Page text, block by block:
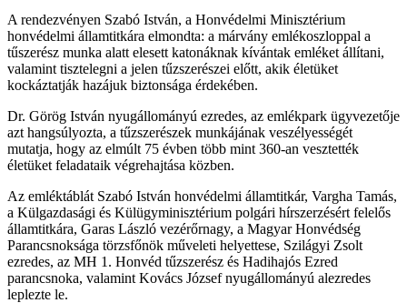
A rendezvényen Szabó István, a Honvédelmi Minisztérium
honvédelmi államtitkára elmondta: a márvány emlékoszloppal a
tűszerész munka alatt elesett katonáknak kívántak emléket állítani,
valamint tisztelegni a jelen tűzszerészei előtt, akik életüket
kockáztatják hazájuk biztonsága érdekében.
Dr. Görög István nyugállományú ezredes, az emlékpark ügyvezetője
azt hangsúlyozta, a tűzszerészek munkájának veszélyességét
mutatja, hogy az elmúlt 75 évben több mint 360-an vesztették
életüket feladataik végrehajtása közben.
Az emléktáblát Szabó István honvédelmi államtitkár, Vargha Tamás,
a Külgazdasági és Külügyminisztérium polgári hírszerzésért felelős
államtitkára, Garas László vezérőrnagy, a Magyar Honvédség
Parancsnoksága törzsfőnök műveleti helyettese, Szilágyi Zsolt
ezredes, az MH 1. Honvéd tűzszerész és Hadihajós Ezred
parancsnoka, valamint Kovács József nyugállományú alezredes
leplezte le.